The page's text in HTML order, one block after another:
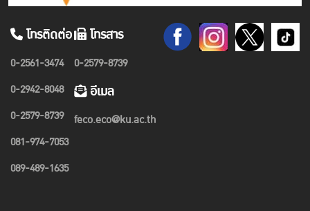
โทรติดต่อ
0-2561-3474
0-2942-8048
0-2579-8739
081-974-7053
089-489-1635
โทรสาร
0-2579-8739
อีเมล
feco.eco@ku.ac.th